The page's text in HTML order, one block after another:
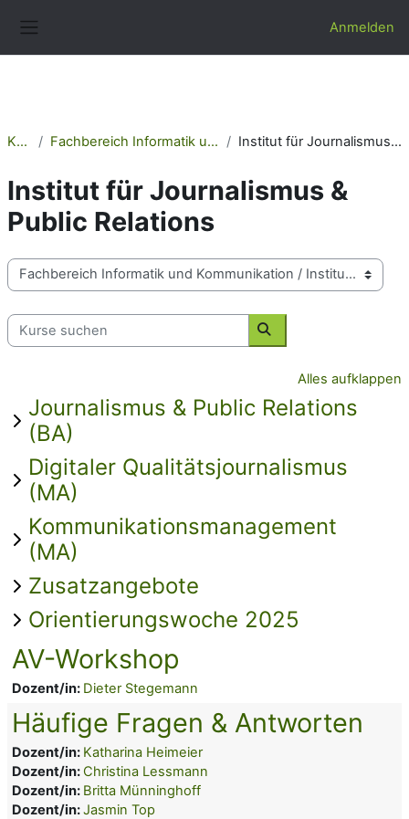
Anmelden
Kurse Fachbereich Informatik und Kommunikation Institut für Journalismus & Public Relations
Institut für Journalismus &
Public Relations
Kursbereiche
Kurse suchen
Kurse suchen
Alles aufklappen
Journalismus & Public Relations
(BA)
Digitaler Qualitätsjournalismus
(MA)
Kommunikationsmanagement
(MA)
Zusatzangebote
Orientierungswoche 2025
AV-Workshop
Dozent/in: Dieter Stegemann
Häufige Fragen & Antworten
Dozent/in: Katharina Heimeier
Dozent/in:Christina Lessmann
Dozent/in: Britta Münninghoff
Dozent/in:Jasmin Top